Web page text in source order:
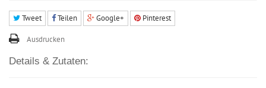
Tweet Teilen Google+ Pinterest
Ausdrucken
Details & Zutaten: